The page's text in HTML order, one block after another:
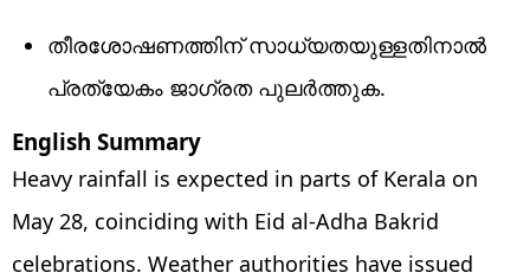
തീരശോഷണത്തിന് സാധ്യതയുള്ളതിനാല്‍
പ്രത്യേകം ജാഗ്രത പുലര്‍ത്തുക.
English Summary
Heavy rainfall is expected in parts of Kerala on
May 28, coinciding with Eid al-Adha Bakrid
celebrations. Weather authorities have issued